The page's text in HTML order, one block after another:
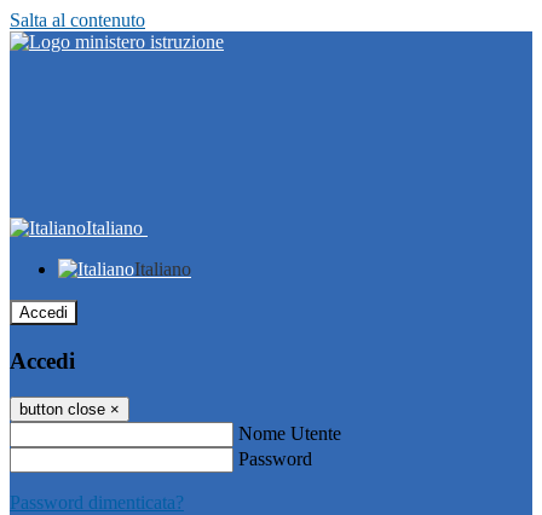
Salta al contenuto
Italiano
Italiano
Accedi
Accedi
button close ×
Nome Utente
Password
Password dimenticata?